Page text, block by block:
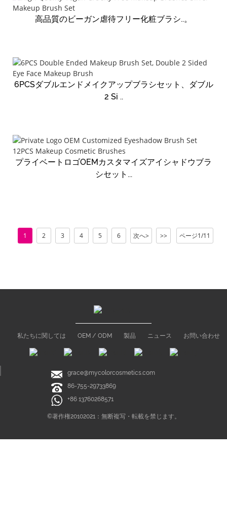
高品質のビーガン虐待フリー化粧ブラシ..。
6PCSダブルエンドメイクアップブラシセット、ダブル
2 Si ..
プライベートロゴOEMカスタマイズアイシャドウブラ
シセット...
1 2 3 4 5 6 次へ> >> ページ1/11
私たちに関しては OEM / ODM 製品 ニュース お問い合わせ
grace@mycolorcosmetics.com
86-755-29733869
+86 13760268571
©著作権20102021：無断複写・転載を禁じます。